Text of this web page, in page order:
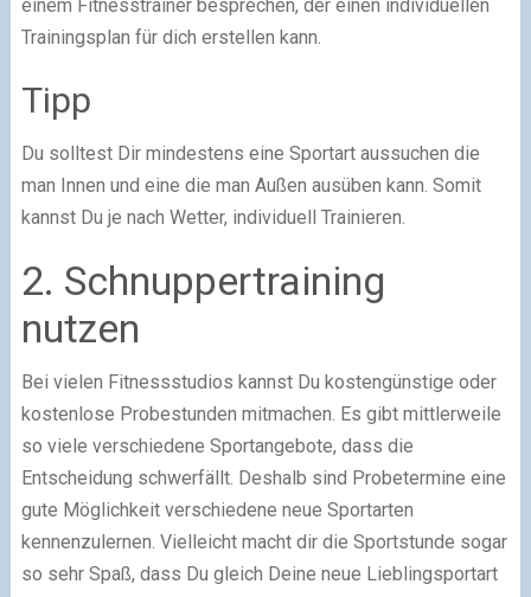
einem Fitnesstrainer besprechen, der einen individuellen
Trainingsplan für dich erstellen kann.
Tipp
Du solltest Dir mindestens eine Sportart aussuchen die
man Innen und eine die man Außen ausüben kann. Somit
kannst Du je nach Wetter, individuell Trainieren.
2. Schnuppertraining
nutzen
Bei vielen Fitnessstudios kannst Du kostengünstige oder
kostenlose Probestunden mitmachen. Es gibt mittlerweile
so viele verschiedene Sportangebote, dass die
Entscheidung schwerfällt. Deshalb sind Probetermine eine
gute Möglichkeit verschiedene neue Sportarten
kennenzulernen. Vielleicht macht dir die Sportstunde sogar
so sehr Spaß, dass Du gleich Deine neue Lieblingsportart